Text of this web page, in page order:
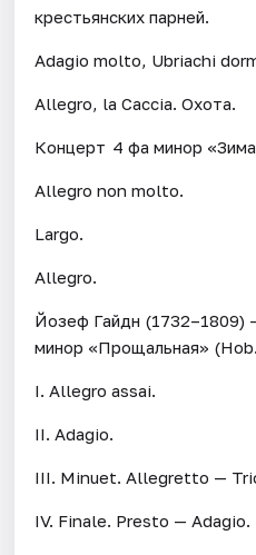
крестьянских парней.
Adagio molto, Ubriachi
Allegro, la Caccia. Охота.
Концерт 4 фа минор
Allegro non molto.
Largo.
Allegro.
Йозеф Гайдн (1732–1809)
минор «Прощальная»
I. Allegro assai.
II. Adagio.
III. Minuet. Allegretto —
IV. Finale. Presto — Adagio.